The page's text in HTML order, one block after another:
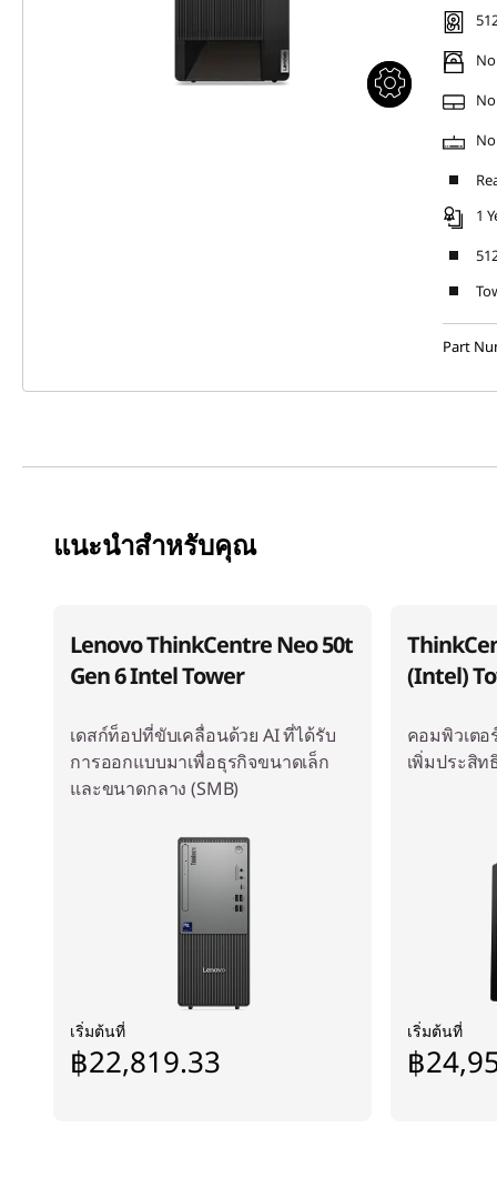
1
Part
แนะนำสำหรับคุณ
Lenovo ThinkCentre Neo 50t
Gen 6 Intel Tower
เดสก์ท็อปที่ขับเคลื่อนด้วย AI ที่ได้รับ
การออกแบบมาเพื่อธุรกิจขนาดเล็ก
และขนาดกลาง (SMB)
เริ่มต้นที่
฿22,819.33
(Intel)
คอมพิวเตอ
เพิ่มประสิ
เริ่มต้นที่
฿